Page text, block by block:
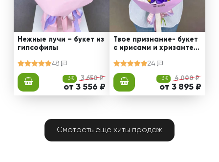
Нежные лучи – букет из
гипсофилы
48
-3% 3 650 ₽
от 3 556 ₽
Твое признание- букет
с ирисами и хризантем
24
-3% 4 000 ₽
от 3 895 ₽
Смотреть еще хиты продаж